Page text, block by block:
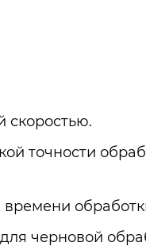
скоростью.
точности
черновой